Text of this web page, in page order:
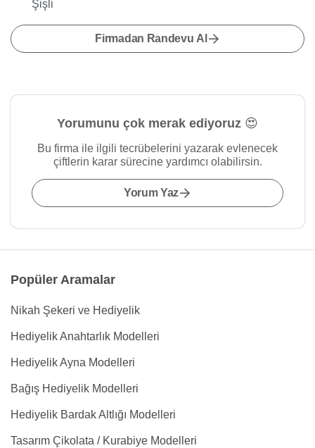
Şişli
Firmadan Randevu Al
Yorumunu çok merak ediyoruz 😍
Bu firma ile ilgili tecrübelerini yazarak evlenecek
çiftlerin karar sürecine yardımcı olabilirsin.
Yorum Yaz
Popüler Aramalar
Nikah Şekeri ve Hediyelik
Hediyelik Anahtarlık Modelleri
Hediyelik Ayna Modelleri
Bağış Hediyelik Modelleri
Hediyelik Bardak Altlığı Modelleri
Tasarım Çikolata / Kurabiye Modelleri